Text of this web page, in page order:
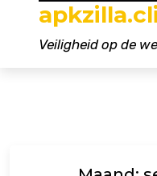
Veiligheid op de